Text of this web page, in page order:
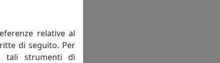
relative al
di seguito. Per
tali strumenti di